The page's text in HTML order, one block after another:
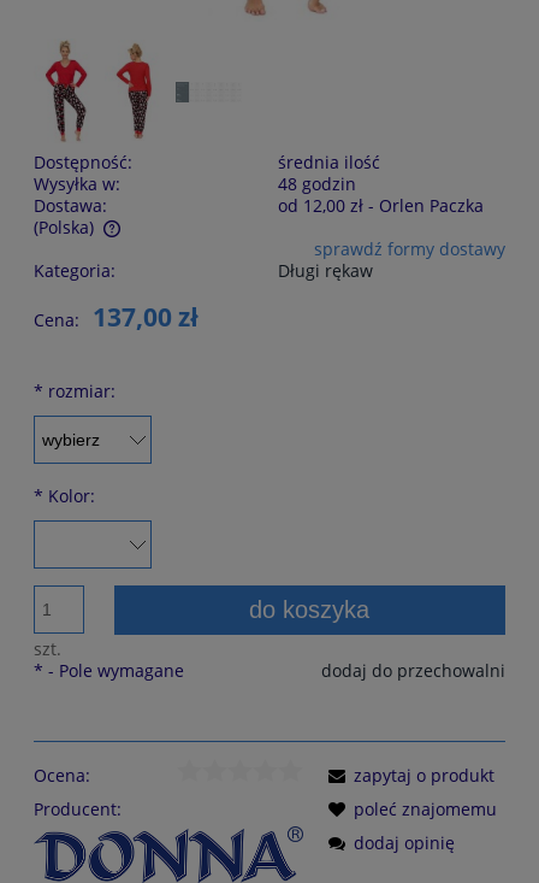
Dostępność:
średnia ilość
Wysyłka w:
48 godzin
Dostawa:
od 12,00 zł - Orlen Paczka
(Polska)
Cena nie zawiera ewentualnych kosztów płatności
sprawdź formy dostawy
Kategoria:
Długi rękaw
Cena: 137,00 zł
* rozmiar:
* Kolor:
szt.
do koszyka
dodaj do przechowalni
* - Pole wymagane
Ocena:
Producent:
zapytaj o produkt
poleć znajomemu
dodaj opinię